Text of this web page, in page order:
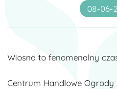
08-06-
Wiosna to fenomenalny
Centrum Handlowe Ogrody